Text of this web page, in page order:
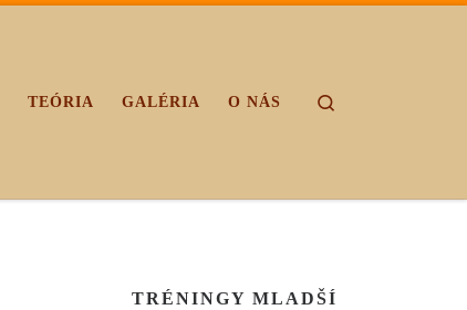
TEÓRIA GALÉRIA O NÁS
TRÉNINGY MLADŠÍ